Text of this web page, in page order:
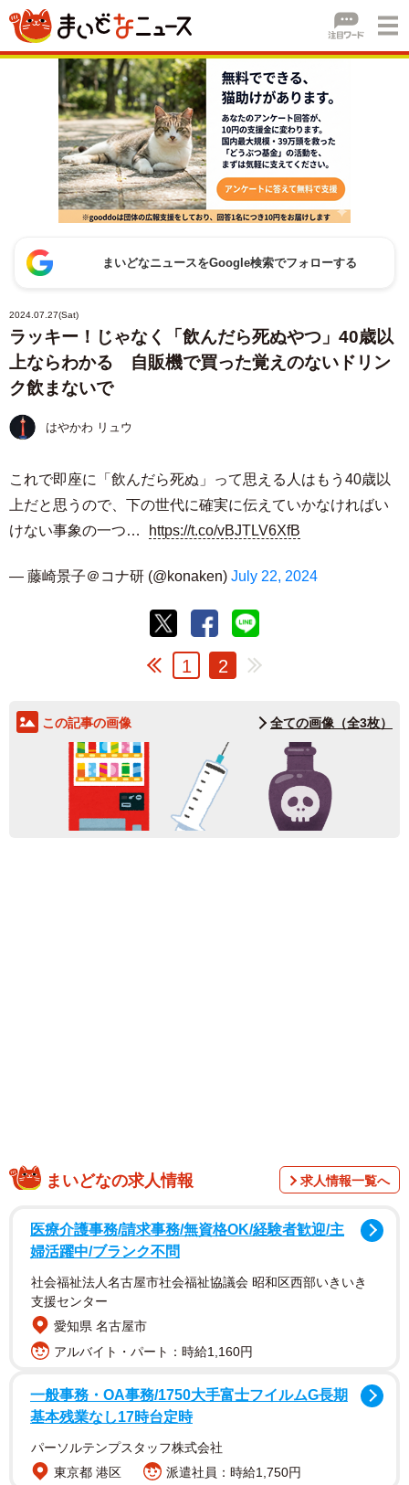
まいどなニュースをGoogle検索でフォローする
2024.07.27(Sat)
ラッキー！じゃなく「飲んだら死ぬやつ」40歳以
上ならわかる 自販機で買った覚えのないドリン
ク飲まないで
はやかわ リュウ
これで即座に「飲んだら死ぬ」って思える人はもう40歳以
上だと思うので、下の世代に確実に伝えていかなければい
けない事象の一つ…
https://t.co/vBJTLV6XfB
— 藤崎景子＠コナ研 (@konaken) July 22, 2024
1 2
この記事の画像 全ての画像（全3枚）
まいどなの求人情報 求人情報一覧へ
医療介護事務/請求事務/無資格OK/経験者歓迎/主
婦活躍中/ブランク不問
社会福祉法人名古屋市社会福祉協議会 昭和区西部いきいき
支援センター
愛知県 名古屋市
アルバイト・パート：時給1,160円
一般事務・OA事務/1750大手富士フイルムG長期
基本残業なし17時台定時
パーソルテンプスタッフ株式会社
東京都 港区
派遣社員：時給1,750円